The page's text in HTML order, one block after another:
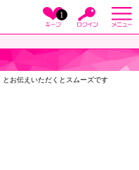
1
とお伝えいただくとスムーズです